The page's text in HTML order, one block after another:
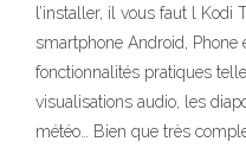
l’installer, il vous faut l Kodi
smartphone Android, Phone
fonctionnalités pratiques
visualisations audio, les
météo… Bien que très